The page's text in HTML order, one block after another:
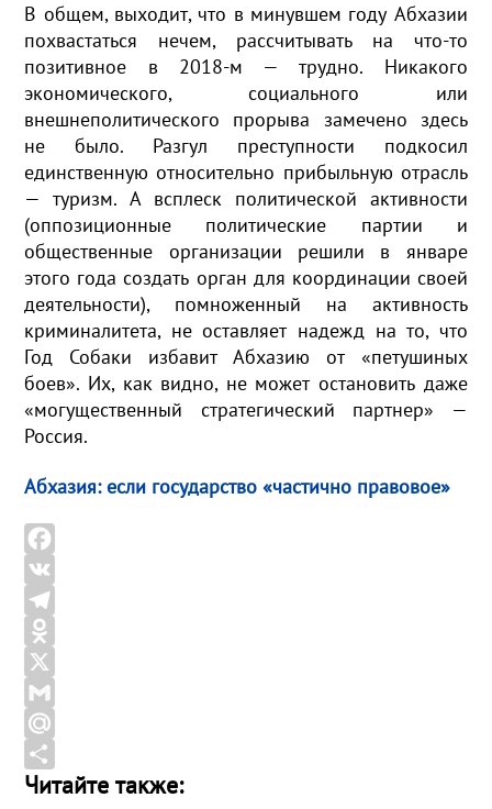
В общем, выходит, что в минувшем году Абхазии
похвастаться нечем, рассчитывать на что-то
позитивное в 2018-м — трудно. Никакого
экономического, социального или
внешнеполитического прорыва замечено здесь
не было. Разгул преступности подкосил
единственную относительно прибыльную отрасль
— туризм. А всплеск политической активности
(оппозиционные политические партии и
общественные организации решили в январе
этого года создать орган для координации своей
деятельности), помноженный на активность
криминалитета, не оставляет надежд на то, что
Год Собаки избавит Абхазию от «петушиных
боев». Их, как видно, не может остановить даже
«могущественный стратегический партнер» —
Россия.
Абхазия: если государство «частично правовое»
F
a
c
e
b
o
o
k
V
K
T
e
l
e
g
r
O
d
n
o
k
X
G
m
a
M
a
О
Читайте также: